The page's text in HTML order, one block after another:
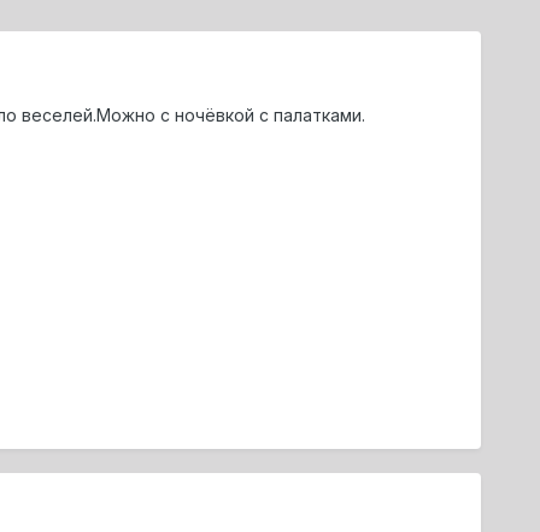
веселей.Можно с ночёвкой с палатками.